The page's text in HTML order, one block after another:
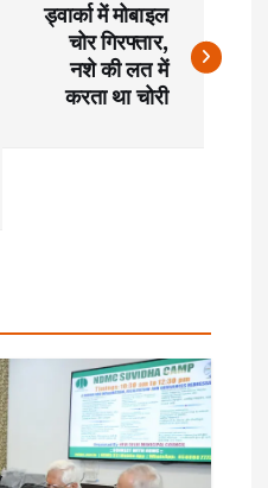
ड्वार्का में मोबाइल
चोर गिरफ्तार,
नशे की लत में
करता था चोरी